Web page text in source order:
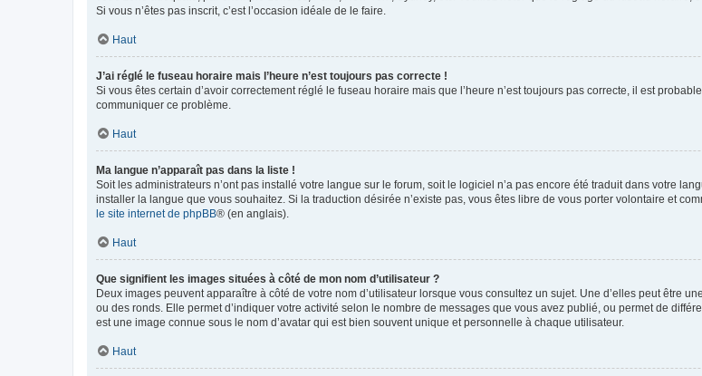
Si vous n’êtes pas inscrit, c’est l’occasion idéale de le faire.
Haut
J’ai réglé le fuseau horaire mais l’heure n’est toujours pas correcte !
Si vous êtes certain d’avoir correctement réglé le fuseau horaire mais que l’heure n’est toujours pas correcte, il est
communiquer ce problème.
Haut
Ma langue n’apparaît pas dans la liste !
Soit les administrateurs n’ont pas installé votre langue sur le forum, soit le logiciel n’a pas encore été traduit dans votre
installer la langue que vous souhaitez. Si la traduction désirée n’existe pas, vous êtes libre de vous porter volontaire et
le site internet de phpBB® (en anglais).
Haut
Que signifient les images situées à côté de mon nom d’utilisateur ?
Deux images peuvent apparaître à côté de votre nom d’utilisateur lorsque vous consultez un sujet. Une d’elles peut être
ou des ronds. Elle permet d’indiquer votre activité selon le nombre de messages que vous avez publié, ou permet de
est une image connue sous le nom d’avatar qui est bien souvent unique et personnelle à chaque utilisateur.
Haut